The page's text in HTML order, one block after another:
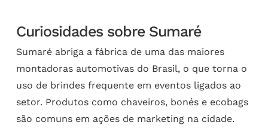
Curiosidades sobre Sumaré
Sumaré abriga a fábrica de uma das maiores
montadoras automotivas do Brasil, o que torna o
uso de brindes frequente em eventos ligados ao
setor. Produtos como chaveiros, bonés e ecobags
são comuns em ações de marketing na cidade.